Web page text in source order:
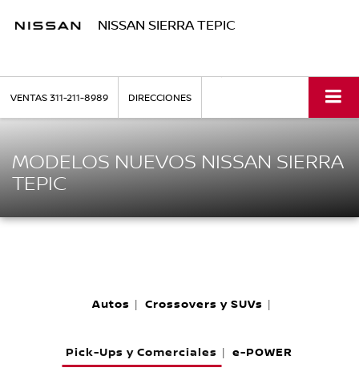
NISSAN SIERRA TEPIC
VENTAS311-211-8989 DIRECCIONES
MODELOS NUEVOS NISSAN SIERRA
TEPIC
Autos | Crossovers y SUVs |
Pick-Ups y Comerciales | e-POWER